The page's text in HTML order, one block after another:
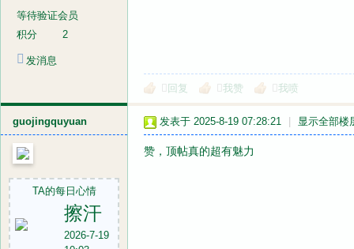
等待验证会员
积分
2
发消息
回复 我赞 我喷
guojingquyuan
TA的每日心情
擦汗
2026-7-19
发表于 2025-8-19 07:28:21 显示全部楼
赞，顶帖真的超有魅力